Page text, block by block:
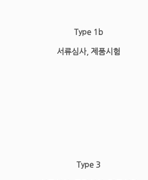
Type 1b
서류심사, 제품시험
Type 3